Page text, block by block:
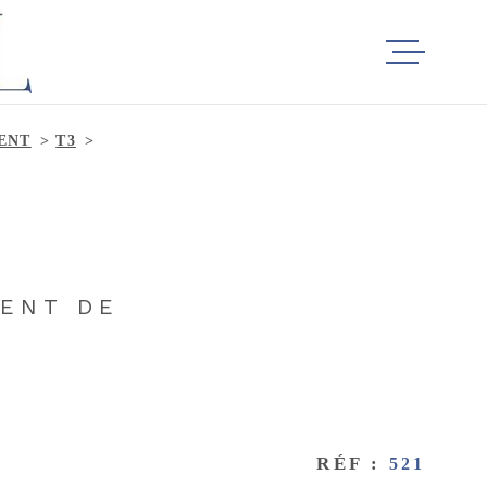
T3
DE
RÉF : 521